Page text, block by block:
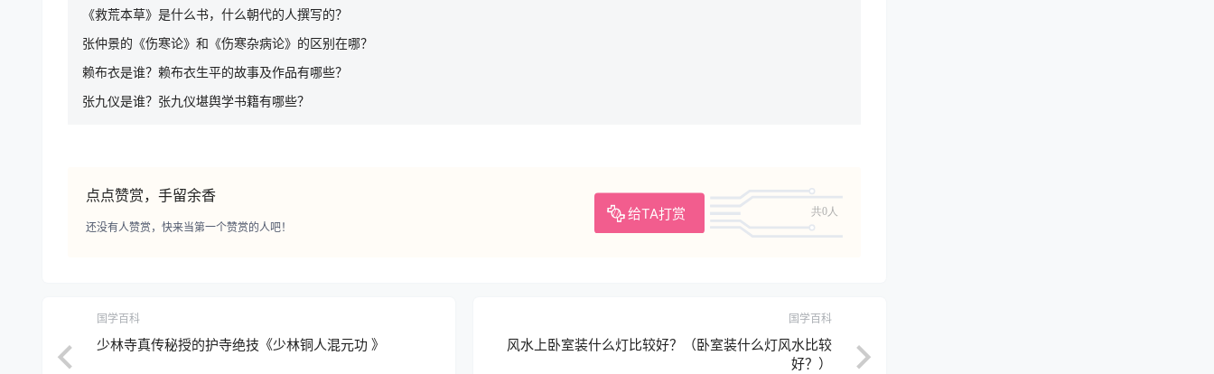
《救荒本草》是什么书，什么朝代的人撰写的？
张仲景的《伤寒论》和《伤寒杂病论》的区别在哪？
赖布衣是谁？赖布衣生平的故事及作品有哪些？
张九仪是谁？张九仪堪舆学书籍有哪些？
点点赞赏，手留余香
给TA打赏 共0人
还没有人赞赏，快来当第一个赞赏的人吧！
国学百科
少林寺真传秘授的护寺绝技《少林铜人混元功 》
国学百科
风水上卧室装什么灯比较好？（卧室装什么灯风水比较
好？）